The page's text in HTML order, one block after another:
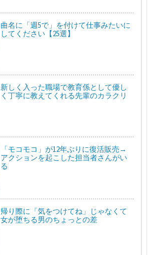
曲名に「週5で」を付けて仕事みたいに
してください【25選】
新しく入った職場で教育係として優し
く丁寧に教えてくれる先輩のカラクリ
「モコモコ」が12年ぶりに復活販売→
アクションを起こした担当者さんがい
る
帰り際に「気をつけてね」じゃなくて
女が堕ちる男のちょっとの差